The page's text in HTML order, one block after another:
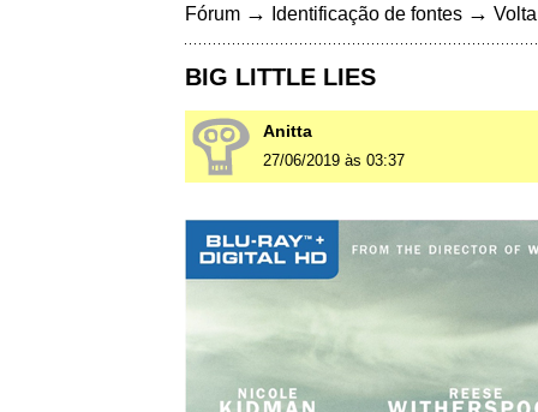
Fórum → Identificação de fontes →
BIG LITTLE LIES
Anitta
27/06/2019 às 03:37